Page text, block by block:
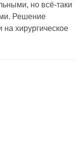
но всё-таки
Решение
на хирургическое